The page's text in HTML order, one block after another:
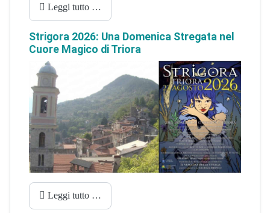
Leggi tutto …
Strigora 2026: Una Domenica Stregata nel
Cuore Magico di Triora
Leggi tutto …